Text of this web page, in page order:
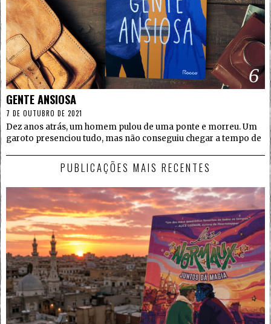
6
GENTE ANSIOSA
7 DE OUTUBRO DE 2021
Dez anos atrás, um homem pulou de uma ponte e morreu. Um
garoto presenciou tudo, mas não conseguiu chegar a tempo de
PUBLICAÇÕES MAIS RECENTES